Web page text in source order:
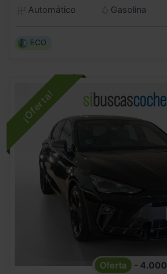
Automático Gasolina
ECO
- 4.000